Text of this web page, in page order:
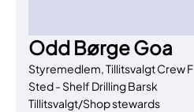
Odd Børge Goa
Styremedlem, Tillitsvalgt Crew F
Sted - Shelf Drilling Barsk
Tillitsvalgt/Shop stewards